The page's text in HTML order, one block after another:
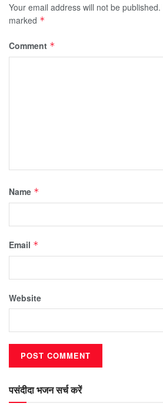
Your email address will not be published.
marked *
Comment *
Name *
Email *
Website
पसंदीदा भजन सर्च करें